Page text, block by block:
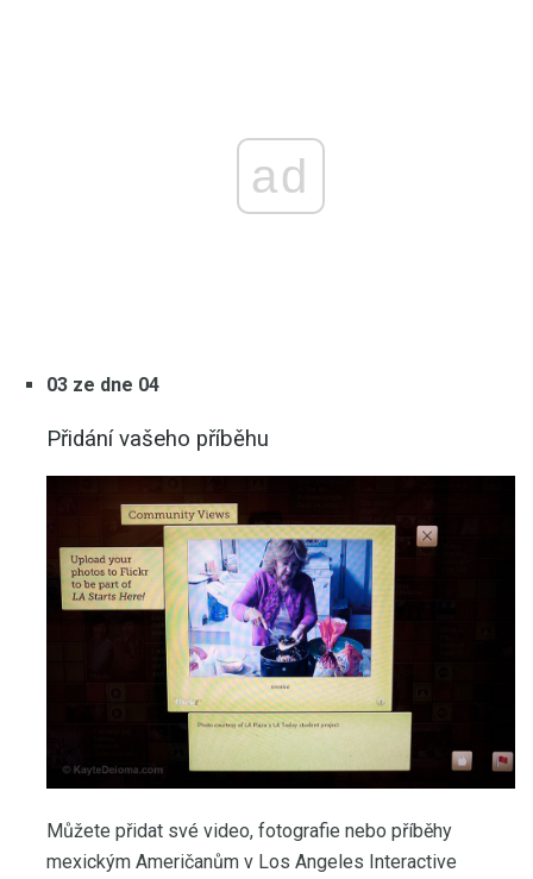
ad
03 ze dne 04
Přidání vašeho příběhu
Můžete přidat své video, fotografie nebo příběhy
mexickým Američanům v Los Angeles Interactive